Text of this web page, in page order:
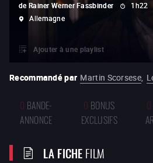
de Rainer Werner Fassbinder 1h22
Allemagne
Ajouter à une playlist
Recommandé par Martin Scorsese,
0 BANDE-
ANNONCE
0 BONUS
EXCLUSIFS
0
LA FICHEFILM